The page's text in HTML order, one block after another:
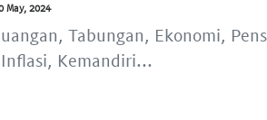
May, 2024
Tabungan, Ekonomi,
Kemandiri...